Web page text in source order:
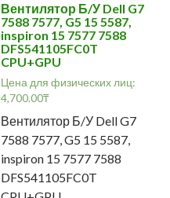
Вентилятор Б/У Dell G7
7588 7577, G5 15 5587,
inspiron 15 7577 7588
DFS541105FC0T
CPU+GPU
Цена для физических лиц:
4,700.00₸
Вентилятор Б/У Dell G7
7588 7577, G5 15 5587,
inspiron 15 7577 7588
DFS541105FC0T